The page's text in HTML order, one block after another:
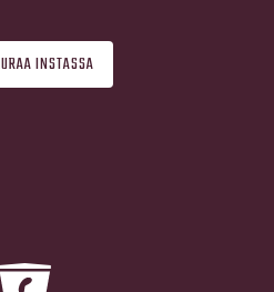
INSTASSA